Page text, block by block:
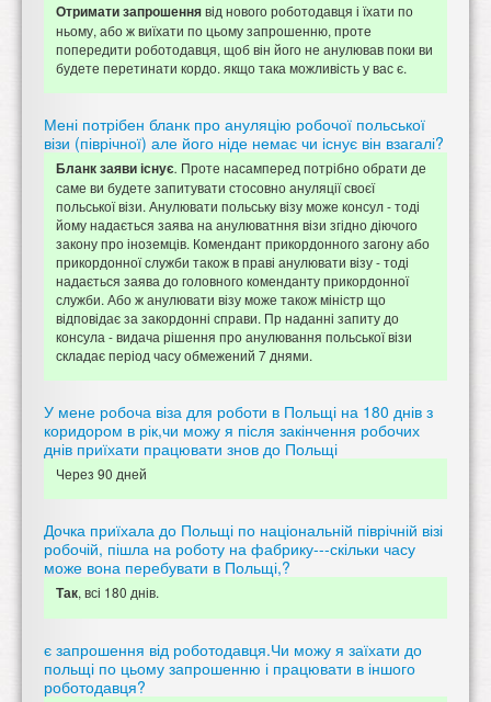
Отримати запрошеннявід нового роботодавця і їхати по
ньому, або ж виїхати по цьому запрошенню, проте
попередити роботодавця, щоб він його не анулював поки ви
будете перетинати кордо. якщо така можливість у вас є.
Мені потрібен бланк про ануляцію робочої польської
візи (піврічної) але його ніде немає чи існує він взагалі?
Бланк заяви існує. Проте насамперед потрібно обрати де
саме ви будете запитувати стосовно ануляції своєї
польської візи. Анулювати польську візу може консул - тоді
йому надається заява на анулюватння візи згідно діючого
закону про іноземців. Комендант прикордонного загону або
прикордонної служби також в праві анулювати візу - тоді
надається заява до головного коменданту прикордонної
служби. Або ж анулювати візу може також міністр що
відповідає за закордонні справи. Пр наданні запиту до
консула - видача рішення про анулювання польської візи
складає період часу обмежений 7 днями.
У мене робоча віза для роботи в Польщі на 180 днів з
коридором в рік,чи можу я після закінчення робочих
днів приїхати працювати знов до Польщі
Через 90 дней
Дочка приїхала до Польщі по національній піврічній візі
робочій, пішла на роботу на фабрику---скільки часу
може вона перебувати в Польщі,?
Так, всі 180 днів.
є запрошення від роботодавця.Чи можу я заїхати до
польщі по цьому запрошенню і працювати в іншого
роботодавця?